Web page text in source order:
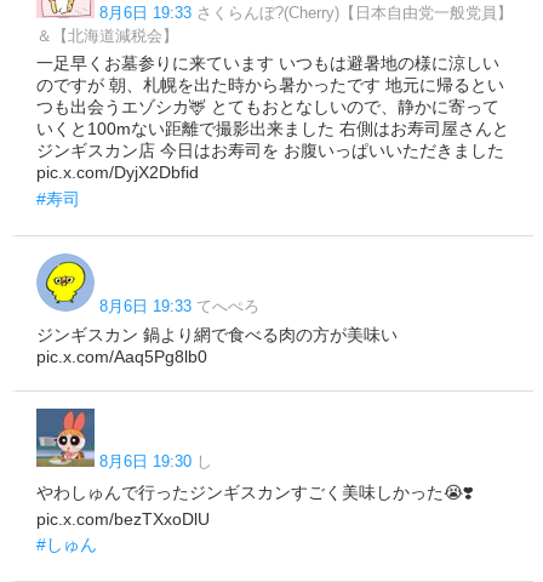
8月6日 19:33 さくらんぼ?(Cherry)【日本自由党一般党員】
＆【北海道減税会】
一足早くお墓参りに来ています いつもは避暑地の様に涼しい
のですが 朝、札幌を出た時から暑かったです 地元に帰るとい
つも出会うエゾシカ🦌 とてもおとなしいので、静かに寄って
いくと100mない距離で撮影出来ました 右側はお寿司屋さんと
ジンギスカン店 今日はお寿司を お腹いっぱいいただきました
pic.x.com/DyjX2Dbfid
#寿司
8月6日 19:33 てへぺろ
ジンギスカン 鍋より網で食べる肉の方が美味い
pic.x.com/Aaq5Pg8lb0
8月6日 19:30 し
やわしゅんで行ったジンギスカンすごく美味しかった😭❣️
pic.x.com/bezTXxoDlU
#しゅん